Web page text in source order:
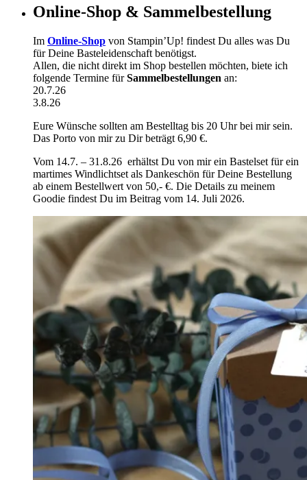
Online-Shop & Sammelbestellung
Im Online-Shop von Stampin’Up! findest Du alles was Du
für Deine Basteleidenschaft benötigst.
Allen, die nicht direkt im Shop bestellen möchten, biete ich
folgende Termine fürSammelbestellungen an:
20.7.26
3.8.26
Eure Wünsche sollten am Bestelltag bis 20 Uhr bei mir sein.
Das Porto von mir zu Dir beträgt 6,90 €.
Vom 14.7. – 31.8.26 erhältst Du von mir ein Bastelset für ein
martimes Windlichtset als Dankeschön für Deine Bestellung
ab einem Bestellwert von 50,- €. Die Details zu meinem
Goodie findest Du im Beitrag vom 14. Juli 2026.